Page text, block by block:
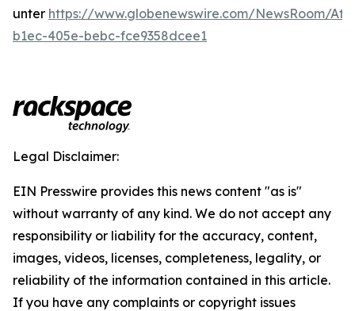
unter https://www.globenewswire.com/NewsRoom/
b1ec-405e-bebc-fce9358dcee1
Legal Disclaimer:
EIN Presswire provides this news content "as is"
without warranty of any kind. We do not accept any
responsibility or liability for the accuracy, content,
images, videos, licenses, completeness, legality, or
reliability of the information contained in this article.
If you have any complaints or copyright issues